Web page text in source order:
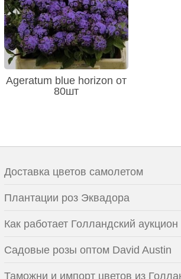
Ageratum blue horizon от
80шт
Доставка цветов самолетом
Плантации роз Эквадора
Как работает Голландский аукцион
Садовые розы оптом David Austin
Таможни и импорт цветов из